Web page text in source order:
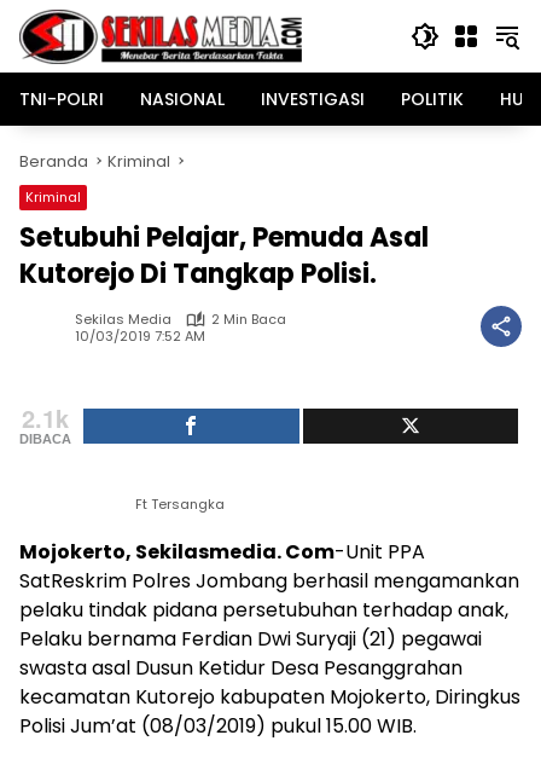
Langsung
konten
TNI-POLRI
NASIONAL INVESTIGASI POLITIK
Beranda Kriminal
Kriminal
Setubuhi Pelajar, Pemuda Asal
Kutorejo Di Tangkap Polisi.
Sekilas Media
2 Min Baca
10/03/2019 7:52 AM
2.1k
DIBACA
Ft Tersangka
Mojokerto, Sekilasmedia. Com-Unit PPA
SatReskrim Polres Jombang berhasil mengamankan
pelaku tindak pidana persetubuhan terhadap anak,
Pelaku bernama Ferdian Dwi Suryaji (21) pegawai
swasta asal Dusun Ketidur Desa Pesanggrahan
kecamatan Kutorejo kabupaten Mojokerto, Diringkus
Polisi Jum’at (08/03/2019) pukul 15.00 WIB.